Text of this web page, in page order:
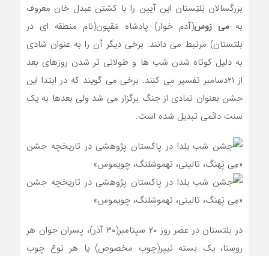
بزرگسالان بَلتِستان این آیین را با کشتن عبدل خان معروف
به می زوس(آدم خوار) پادشاه مَقپون(نام منطقه ای در
بلتستان) مرتبط می دانند. برخی دیگر آن را به عنوان شادی
به دلیل کوتاه شدن شب ها و طولانی تر شدن روزهای بعد
از ۲۱دسامبر تفسیر می کنند. برخی می گویند که در ابتدا این
جشن بعنوان نمادی از جنگ برگزار می شد ولی بعدها به یک
سنت دائمی تبدیل شده است.
در بلتستان در عصر روز ۲۰ سپتامبر(۳۰ آذر)، پسران جوان هر
روستا، یک بسته نیپر(چوب مخصوص) یا هر نوع چوب